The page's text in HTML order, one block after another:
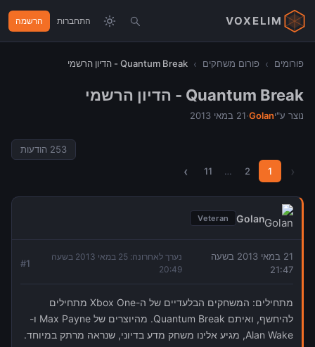
VOXELIM התחברות הרשמה
פורומים › פורום משחקים › Quantum Break - הדיון הרשמי
Quantum Break - הדיון הרשמי
נוצר ע"יGolan
·21 במאי 2013
253 הודעות
‹
1
2
…
11
›
Golan
Veteran
21 במאי 2013 בשעה
21:47
נערך לאחרונה:
25 במאי 2013 בשעה
20:49
#1
מתחילים: המשחקים הבלעדיים של ה-Xbox One מתחילים
להיחשף, ואיתם Quantum Break. מהיוצרים של Max Payne ו-
Alan Wake, מגיע אלינו משחק מדע בדיוני, שנראה מרתק במיוחד.